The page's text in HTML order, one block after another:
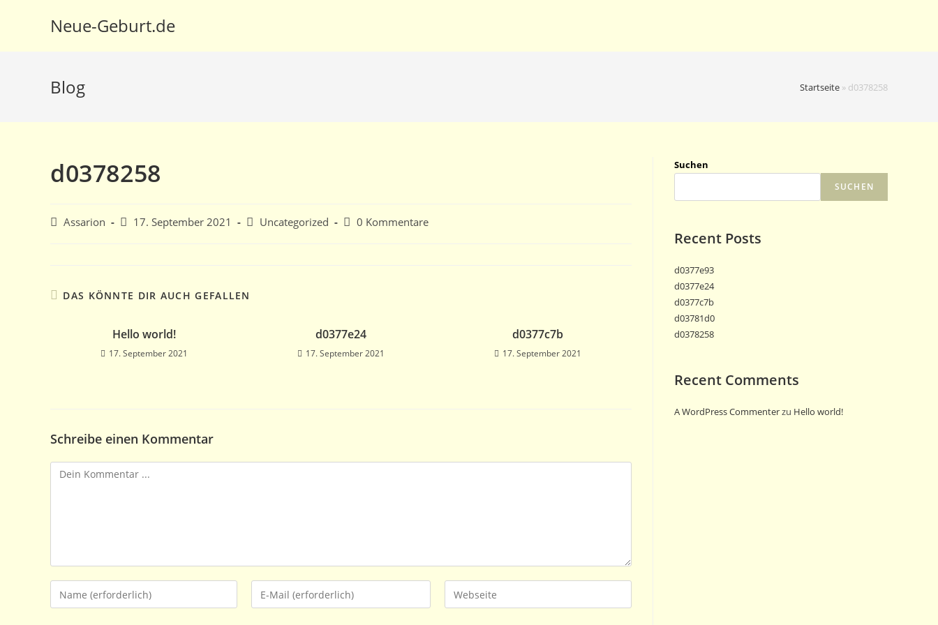
Neue-Geburt.de
Blog Startseite » d0378258
d0378258
Beitrags-
Assarion
Beitrag
17. September 2021
Beitrags-
Uncategorized
Beitrags-
0 Kommentare
DAS KÖNNTE DIR AUCH GEFALLEN
Hello world!
17. September 2021
d0377e24
17. September 2021
d0377c7b
17. September 2021
Schreibe einen Kommentar
Kommentieren
Gib
deinen
Gib
deine
Gib
deine
Suchen
SUCHEN
Recent Posts
d0377e93
d0377e24
d0377c7b
d03781d0
d0378258
Recent Comments
A WordPress Commenterzu Hello world!